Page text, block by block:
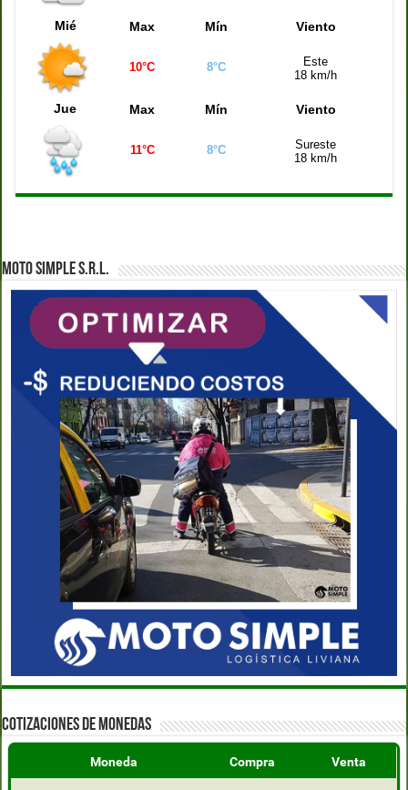
Mié Max Mín Viento
10°C 8°C
Este
18 km/h
Jue Max Mín Viento
11°C 8°C
Sureste
18 km/h
MOTO SIMPLE S.R.L.
COTIZACIONES DE MONEDAS
Moneda Compra Venta